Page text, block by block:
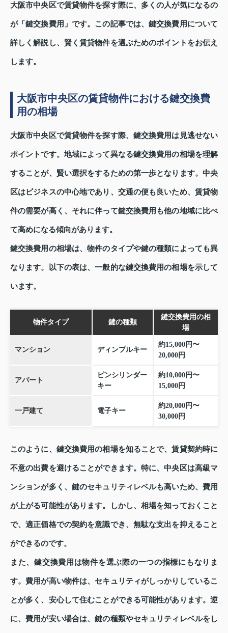
大阪市中央区で賃貸物件を探す際に、多くの人が気になるの
が「鍵交換費用」です。この記事では、鍵交換費用について
詳しく解説し、賢く賃貸物件を選ぶためのポイントをお伝え
します。
大阪市中央区の賃貸物件における鍵交換費
用の相場
大阪市中央区で賃貸物件を探す際、鍵交換費用は見逃せない
ポイントです。地域によって異なる鍵交換費用の相場を理解
することが、賢い選択をするための第一歩となります。中央
区はビジネスの中心地であり、交通の便も良いため、賃貸物
件の需要が高く、それに伴って鍵交換費用も他の地域に比べ
て高めになる傾向があります。
鍵交換費用の相場は、物件のタイプや鍵の種類によっても異
なります。以下の表は、一般的な鍵交換費用の相場を示して
います。
物件タイプ 鍵の種類
鍵交換費用の相
場
マンション ディンプルキー
約15,000円〜
20,000円
アパート
ピンシリンダー
キー
約10,000円〜
15,000円
一戸建て 電子キー
約20,000円〜
30,000円
このように、鍵交換費用の相場を知ることで、賃貸契約時に
不意の出費を避けることができます。特に、中央区は高級マ
ンションが多く、鍵のセキュリティレベルも高いため、費用
が上がる可能性があります。しかし、相場を知っておくこと
で、適正価格での契約を意識でき、無駄な支出を抑えること
ができるのです。
また、鍵交換費用は物件を選ぶ際の一つの指標にもなりま
す。費用が高い物件は、セキュリティがしっかりしているこ
とが多く、安心して住むことができる可能性があります。逆
に、費用が安い場合は、鍵の種類やセキュリティレベルをし